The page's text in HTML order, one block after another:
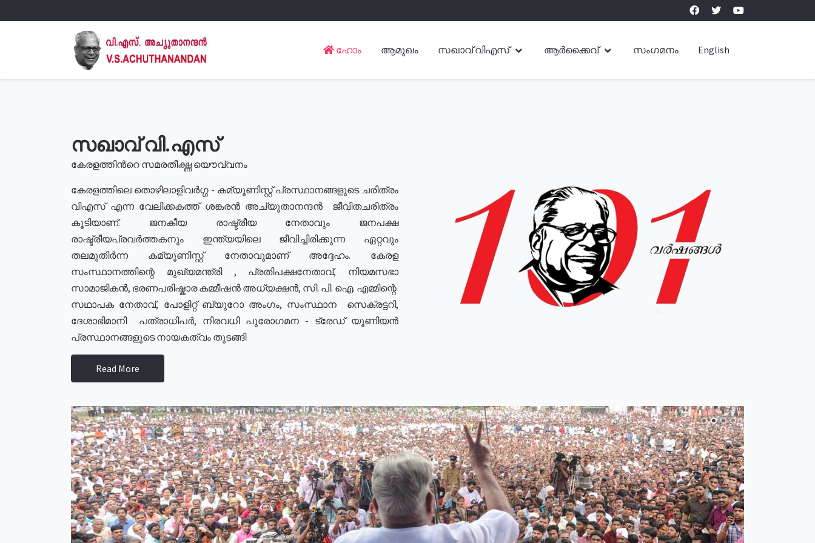
ഹോം ആമുഖം സഖാവ് വിഎസ് ആർക്കൈവ് സംഗമനം English
സഖാവ് വി.എസ്
കേരളത്തിൻറെ സമരതീക്ഷ്ണ യൌവ്വനം
കേരളത്തിലെ തൊഴിലാളിവർഗ്ഗ - കമ്യൂണിസ്റ്റ് പ്രസ്ഥാനങ്ങളുടെ ചരിത്രം
വിഎസ് എന്ന വേലിക്കകത്ത് ശങ്കരൻ അച്യുതാനന്ദൻ ജീവിതചരിത്രം
കൂടിയാണ്. ജനകീയ രാഷ്ട്രീയ നേതാവും ജനപക്ഷ
രാഷ്ട്രീയപ്രവർത്തകനും ഇന്ത്യയിലെ ജീവിച്ചിരിക്കുന്ന ഏറ്റവും
തലമുതിർന്ന കമ്യൂണിസ്റ്റ് നേതാവുമാണ് അദ്ദേഹം. കേരള
സംസ്ഥാനത്തിന്റെ മുഖ്യമന്ത്രി , പ്രതിപക്ഷനേതാവ്, നിയമസഭാ
സാമാജികൻ, ഭരണപരിഷ്കാര കമ്മീഷൻ അധ്യക്ഷൻ, സി. പി. ഐ. എമ്മിന്റെ
സഥാപക നേതാവ്, പോളിറ്റ് ബ്യുറോ അംഗം, സംസ്ഥാന സെക്രട്ടറി,
ദേശാഭിമാനി പത്രാധിപർ, നിരവധി പുരോഗമന - ട്രേഡ് യൂണിയൻ
പ്രസ്ഥാനങ്ങളുടെ നായകത്വം തുടങ്ങി
Read More